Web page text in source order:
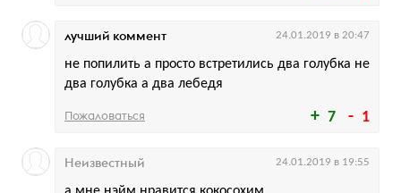
7 1
не попилить а просто встретились два голубка не
два голубка а два лебедя
лучший коммент 24.01.2019 в 20:47
Пожаловаться
Неизвестный 24.01.2019 в 19:55